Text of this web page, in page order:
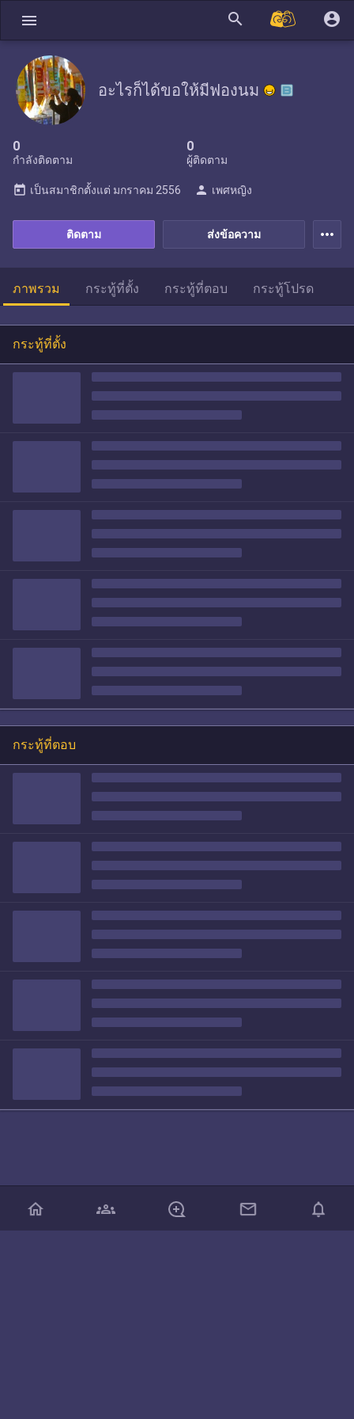
menu search account_circle
อะไรก็ได้ขอให้มีฟองนม
0
กำลังติดตาม
0
ผู้ติดตาม
ส่งข้อความ
ติดตาม
today เป็นสมาชิกตั้งแต่ มกราคม 2556 person เพศหญิง
more_horiz
ภาพรวม กระทู้ที่ตั้ง กระทู้ที่ตอบ กระทู้โปรด
กระทู้ที่ตั้ง
กระทู้ที่ตอบ